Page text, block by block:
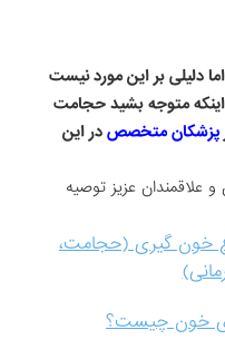
دلیلی بر این مورد نیست
متوجه بشید حجامت
پزشکان متخصصدر این
و علاقمندان عزیز توصیه
خون گیری (حجامت،
خون چیست؟